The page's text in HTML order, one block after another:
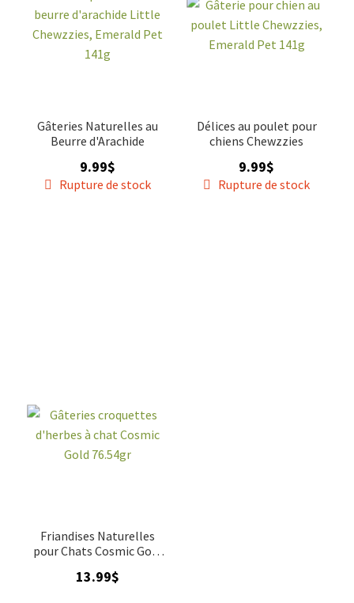
Gâteries Naturelles au
Beurre d'Arachide
9.99$
Rupture de stock
Délices au poulet pour
chiens Chewzzies
9.99$
Rupture de stock
Friandises Naturelles
pour Chats Cosmic Gold
13.99$